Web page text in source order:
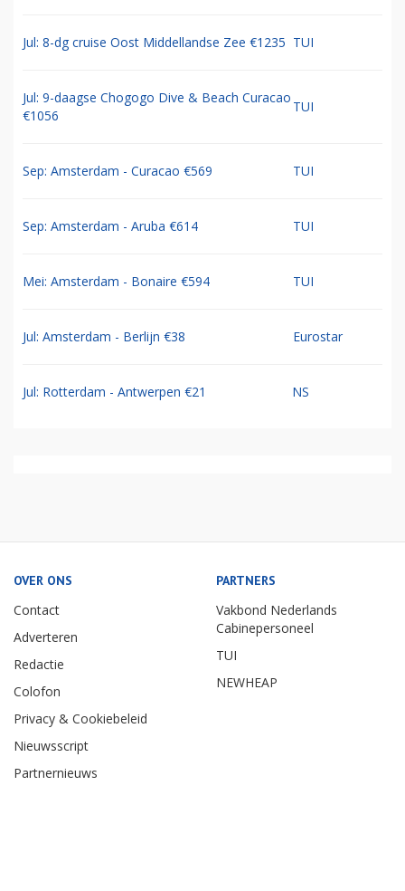
Jul: 8-dg cruise Oost Middellandse Zee €1235 TUI
Jul: 9-daagse Chogogo Dive & Beach Curacao
€1056
TUI
Sep: Amsterdam - Curacao €569 TUI
Sep: Amsterdam - Aruba €614 TUI
Mei: Amsterdam - Bonaire €594 TUI
Jul: Amsterdam - Berlijn €38 Eurostar
Jul: Rotterdam - Antwerpen €21 NS
OVER ONS
Contact
Adverteren
Redactie
Colofon
Privacy & Cookiebeleid
Nieuwsscript
Partnernieuws
PARTNERS
Vakbond Nederlands
Cabinepersoneel
TUI
NEWHEAP